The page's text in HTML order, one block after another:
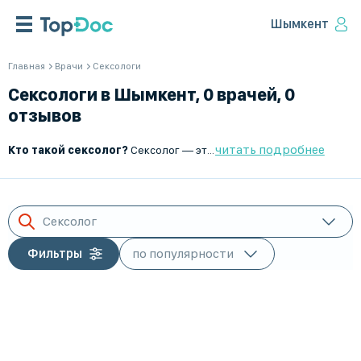
Шымкент
Главная Врачи Сексологи
Сексологи в Шымкент, 0 врачей, 0
отзывов
Кто такой сексолог?Сексолог — это врач, который занимается изучением и коррекцией сексуального здоровья, проблем интимной жизни и сексуальных дисфункций. Он помогает пациентам разобраться в вопросах сексуального влечения, гармонизации половых отношений и психологических аспектов сексуальности. читать подробнее
Сексолог
Фильтры